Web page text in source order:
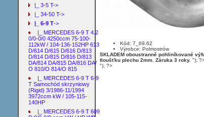
|_ 3-5 T->
|_ 34-50 T->
|_ 6-9 T->
|_ MERCEDES 6-9 T 4.2
0/0-0/0 4250ccm 75-100-
112kW / 104-136-152HP 613
D/614 D/615 D/616 D/813
D/814 D/815 D/816 D/813
DA/814 DA/815 DA/816 DA/
O 810/O 814/O 815
|_ MERCEDES 6-9 T 6-9
T Samochód skrzyniowy
(Rigid) 3/1986-11/1994
3972ccm kW / 105-115-
140HP
|_ MERCEDES 6-9 T 609
Kód: 7_69.62
Výrobce: Polmostrów
SKLADEM oboustranně pohliníkované
tloušťku plechu 2mm. Záruka 3 roky. ");
"); ?>